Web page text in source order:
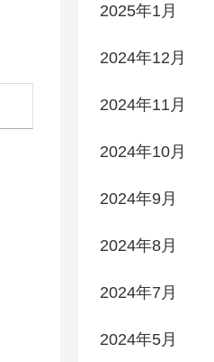
2025年1月
2024年12月
2024年11月
2024年10月
2024年9月
2024年8月
2024年7月
2024年5月